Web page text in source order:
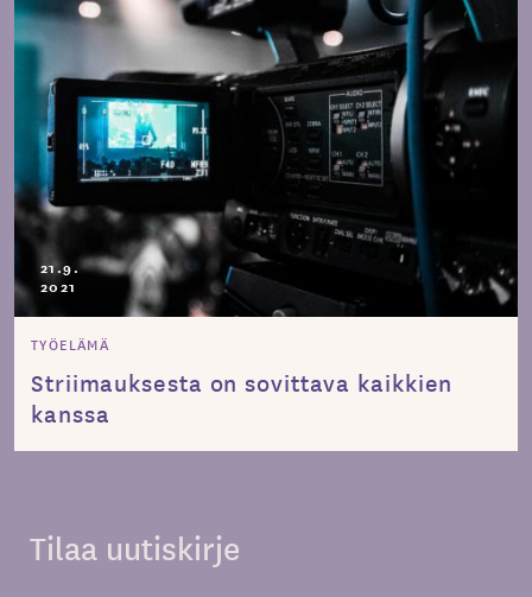
21.9.
2021
TYÖELÄMÄ
Striimauksesta on sovittava kaikkien
kanssa
Tilaa uutiskirje